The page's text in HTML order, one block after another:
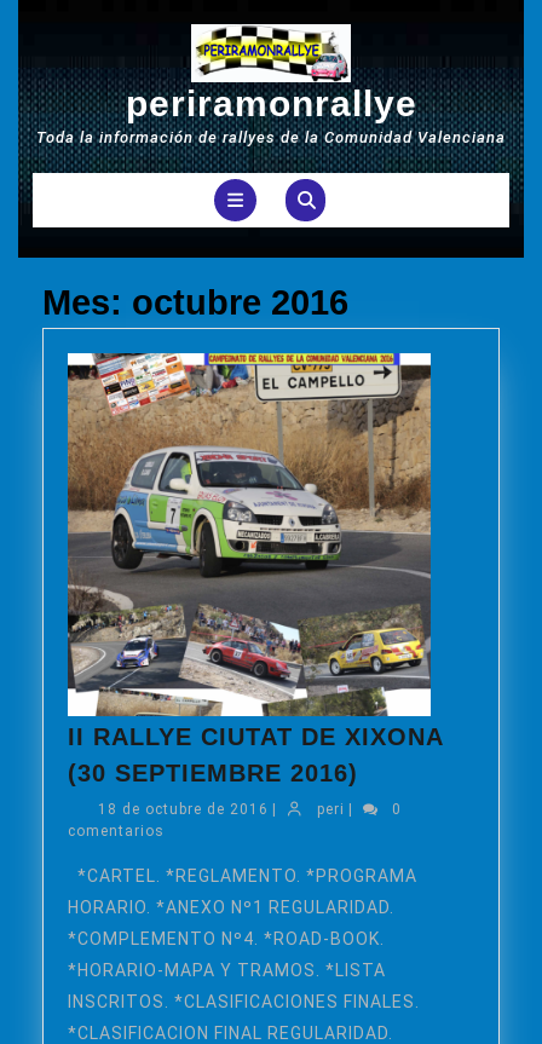
periramonrallye
Toda la información de rallyes de la Comunidad Valenciana
Botón
de
apertura
Mes: octubre 2016
II RALLYE CIUTAT DE XIXONA
(30 SEPTIEMBRE 2016)
CIUTAT
XIXONA
(30
SEPTIEMBRE
2016)
18 de octubre de 2016 18
de
| peri peri
|
0
comentarios
*CARTEL. *REGLAMENTO. *PROGRAMA
HORARIO. *ANEXO Nº1 REGULARIDAD.
*COMPLEMENTO Nº4. *ROAD-BOOK.
*HORARIO-MAPA Y TRAMOS. *LISTA
INSCRITOS. *CLASIFICACIONES FINALES.
*CLASIFICACION FINAL REGULARIDAD.